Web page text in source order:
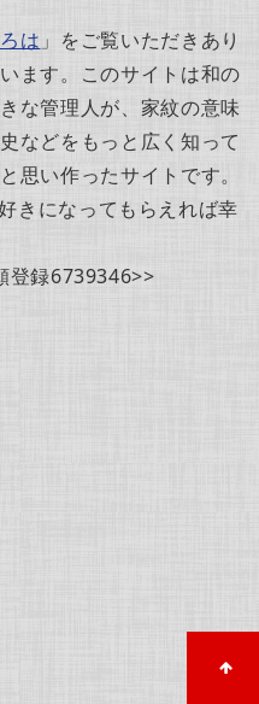
は 」をご覧いただきあり
ます。このサイトは和の
な管理人が、家紋の意味
などをもっと広く知って
思い作ったサイトです。
きになってもらえれば幸
登録6739346>>